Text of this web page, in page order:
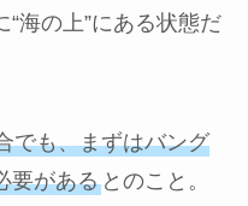
海の上”にある状態だ
でも、まずはバング
要があるとのこと。